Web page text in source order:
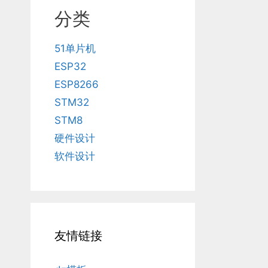
分类
51单片机
ESP32
ESP8266
STM32
STM8
硬件设计
软件设计
友情链接